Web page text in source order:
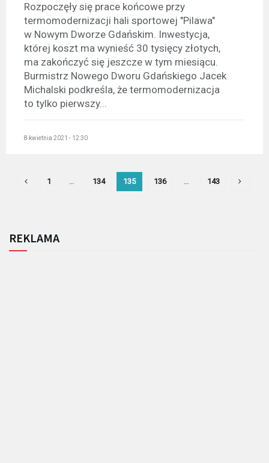
Rozpoczęły się prace końcowe przy
termomodernizacji hali sportowej "Pilawa"
w Nowym Dworze Gdańskim. Inwestycja,
której koszt ma wynieść 30 tysięcy złotych,
ma zakończyć się jeszcze w tym miesiącu.
Burmistrz Nowego Dworu Gdańskiego Jacek
Michalski podkreśla, że termomodernizacja
to tylko pierwszy...
8 kwietnia 2021 - 12:30
1 134 135 136 143
REKLAMA